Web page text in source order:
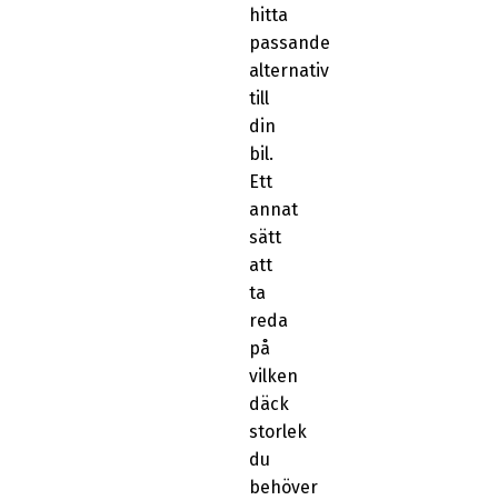
hitta
passande
alternativ
till
din
bil.
Ett
annat
sätt
att
ta
reda
på
vilken
däck
storlek
du
behöver